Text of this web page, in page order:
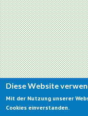
Diese Website
Mit der Nutzung unserer
Cookies einverstanden.